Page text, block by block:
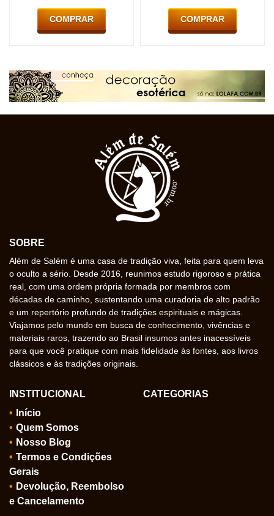
COMPRAR COMPRAR
SOBRE
Além de Salém é uma casa de tradição viva, feita para quem leva
o oculto a sério. Desde 2016, reunimos estudo rigoroso e prática
real, com uma ordem própria formada por membros com
décadas de caminho, sustentando uma curadoria de alto padrão
e um repertório profundo de tradições espirituais e mágicas.
Viajamos pelo mundo em busca de conhecimento, vivências e
materiais raros, trazendo ao Brasil insumos antes inacessíveis
para que você pratique com mais fidelidade às fontes, aos livros
clássicos e às tradições originais.
INSTITUCIONAL
Início
Quem Somos
Nosso Blog
Termos e Condições
Gerais
Devolução, Reembolso
e Cancelamento
CATEGORIAS